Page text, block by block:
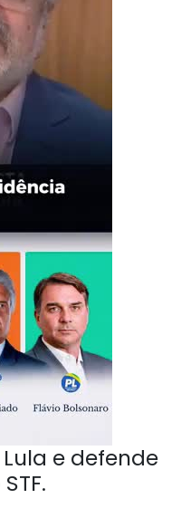
e defende